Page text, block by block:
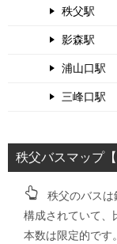
秩父駅
影森駅
浦山口駅
三峰口駅
秩父バスマップ
秩父のバスは
構成されていて、
本数は限定的です